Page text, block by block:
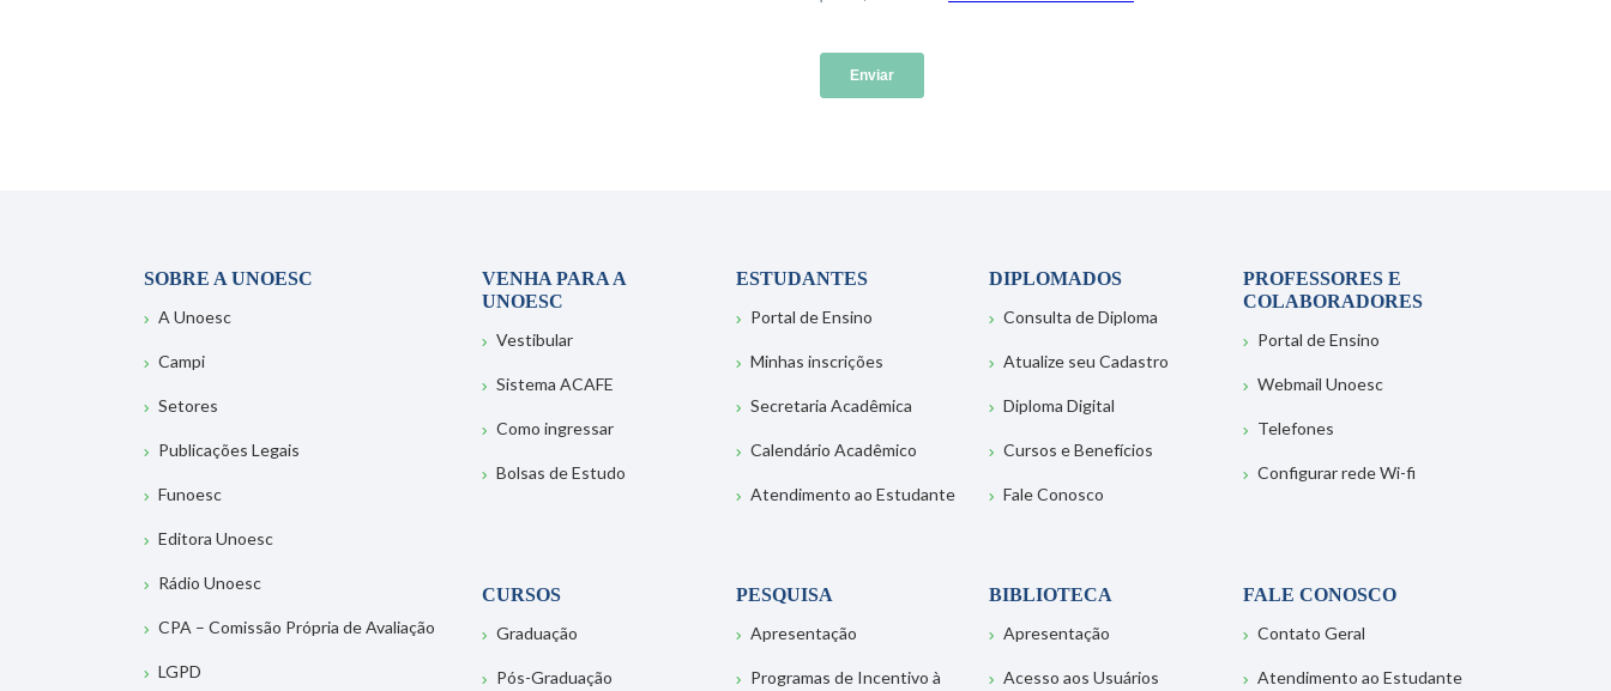
SOBRE A UNOESC
A Unoesc
Campi
Setores
Publicações Legais
Funoesc
Editora Unoesc
Rádio Unoesc
CPA – Comissão Própria de Avaliação
LGPD
VENHA PARA A
UNOESC
Vestibular
Sistema ACAFE
Como ingressar
Bolsas de Estudo
ESTUDANTES
Portal de Ensino
Minhas inscrições
Secretaria Acadêmica
Calendário Acadêmico
Atendimento ao Estudante
DIPLOMADOS
Consulta de Diploma
Atualize seu Cadastro
Diploma Digital
Cursos e Benefícios
Fale Conosco
PROFESSORES E
COLABORADORES
Portal de Ensino
Webmail Unoesc
Telefones
Configurar rede Wi-fi
CURSOS
Graduação
Pós-Graduação
PESQUISA
Apresentação
Programas de Incentivo à
BIBLIOTECA
Apresentação
Acesso aos Usuários
FALE CONOSCO
Contato Geral
Atendimento ao Estudante